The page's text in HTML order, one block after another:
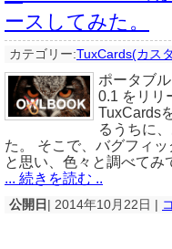
ースしてみた。
カテゴリー:TuxCards(カス
ポータブ
0.1 をリリ
TuxCards
るうちに
た。 そこで、バグフィッ
と思い、色々と調べてみ
... 続きを読む ..
公開日 | 2014年10月22日 |